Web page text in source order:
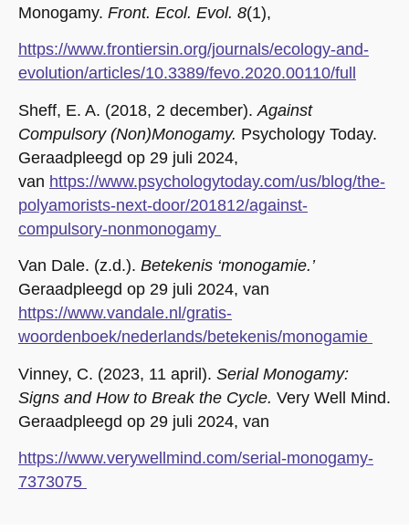
Monogamy. Front. Ecol. Evol. 8(1),
https://www.frontiersin.org/journals/ecology-and-
evolution/articles/10.3389/fevo.2020.00110/full
Sheff, E. A. (2018, 2 december). Against
Compulsory (Non)Monogamy. Psychology Today.
Geraadpleegd op 29 juli 2024,
van https://www.psychologytoday.com/us/blog/the-
polyamorists-next-door/201812/against-
compulsory-nonmonogamy
Van Dale. (z.d.). Betekenis ‘monogamie.’
Geraadpleegd op 29 juli 2024, van
https://www.vandale.nl/gratis-
woordenboek/nederlands/betekenis/monogamie
Vinney, C. (2023, 11 april). Serial Monogamy:
Signs and How to Break the Cycle. Very Well Mind.
Geraadpleegd op 29 juli 2024, van
https://www.verywellmind.com/serial-monogamy-
7373075